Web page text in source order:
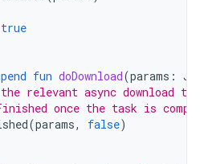
true
fun doDownload(params :
relevant async download
once the task is
(params, false)